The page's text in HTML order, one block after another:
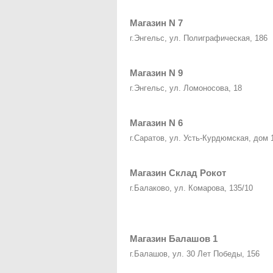
Магазин N 7
г.Энгельс, ул. Полиграфическая, 186
Магазин N 9
г.Энгельс, ул. Ломоносова, 18
Магазин N 6
г.Саратов, ул. Усть-Курдюмская, дом
Магазин Склад Рокот
г.Балаково, ул. Комарова, 135/10
Магазин Балашов 1
г.Балашов, ул. 30 Лет Победы, 156